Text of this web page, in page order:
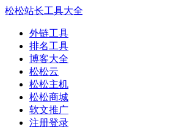
松松站长工具大全
外链工具
排名工具
博客大全
松松云
松松主机
松松商城
软文推广
注册登录